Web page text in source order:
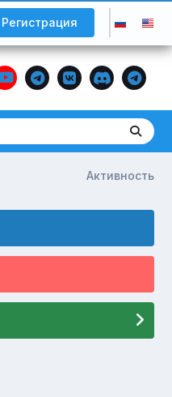
Регистрация
Активность